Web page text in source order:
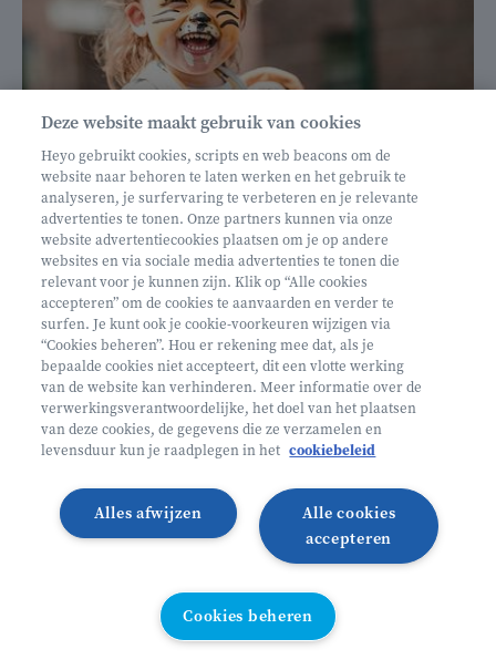
€ 160
Helan: €128
Mini ontdekkers
Oosterzele België
2 - 5 jaar
10/08 - 14/08
Zonder overnachting
Lees meer Inschrijven
LAATSTE PLAATSEN
Deze website maakt gebruik van cookies
Heyo gebruikt cookies, scripts en web beacons om de
website naar behoren te laten werken en het gebruik te
analyseren, je surfervaring te verbeteren en je relevante
advertenties te tonen. Onze partners kunnen via onze
website advertentiecookies plaatsen om je op andere
websites en via sociale media advertenties te tonen die
relevant voor je kunnen zijn. Klik op “Alle cookies
accepteren” om de cookies te aanvaarden en verder te
surfen. Je kunt ook je cookie-voorkeuren wijzigen via
“Cookies beheren”. Hou er rekening mee dat, als je
bepaalde cookies niet accepteert, dit een vlotte werking
van de website kan verhinderen. Meer informatie over de
verwerkingsverantwoordelijke, het doel van het plaatsen
van deze cookies, de gegevens die ze verzamelen en
levensduur kun je raadplegen in het cookiebeleid
Alle cookies
accepteren
Alles afwijzen
Cookies beheren